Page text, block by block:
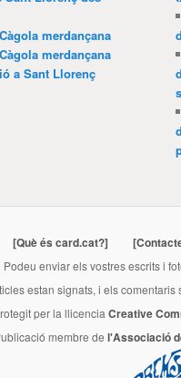
merdançana
merdançana
a Sant Llorenç
[Què és card.cat?]
Podeu enviar els vostres escrits i
estan signats, i els
per la llicencia Creative
membre de l'Associació